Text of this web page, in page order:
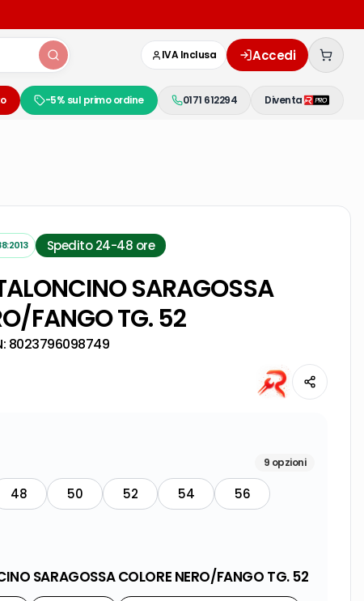
IVA Inclusa Accedi
-5% sul primo ordine 0171 612294 Diventa
Spedito 24-48 ore
SARAGOSSA
FANGO TG. 52
8023796098749
9 opzioni
48 50 52 54
56
SARAGOSSA COLORE NERO/FANGO TG. 52